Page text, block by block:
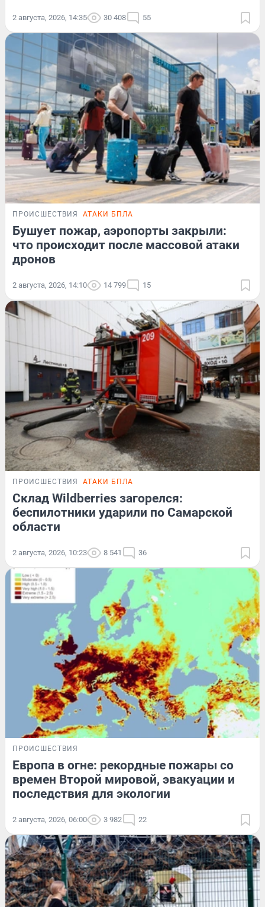
2 августа, 2026, 14:35 30 408 55
ПРОИСШЕСТВИЯ АТАКИ БПЛА
Бушует пожар, аэропорты закрыли:
что происходит после массовой атаки
дронов
2 августа, 2026, 14:10 14 799 15
ПРОИСШЕСТВИЯ АТАКИ БПЛА
Склад Wildberries загорелся:
беспилотники ударили по Самарской
области
2 августа, 2026, 10:23 8 541 36
ПРОИСШЕСТВИЯ
Европа в огне: рекордные пожары со
времен Второй мировой, эвакуации и
последствия для экологии
2 августа, 2026, 06:00 3 982 22